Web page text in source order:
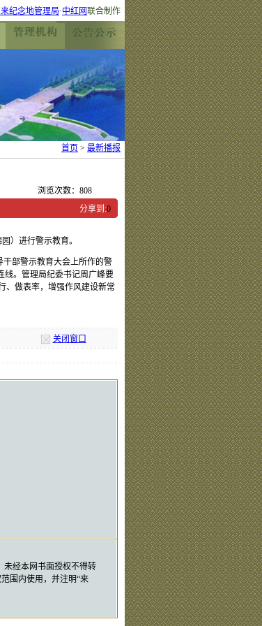
纪念地管理局·中红网联合制作
首页 > 最新播报
浏览次数： 808
分享到:0
）进行警示教育。
部警示教育大会上所作的警
线。管理局纪委书记周广峰要
、做表率，增强作风建设新常
关闭窗口
未经本网书面授权不得转
围内使用，并注明“来